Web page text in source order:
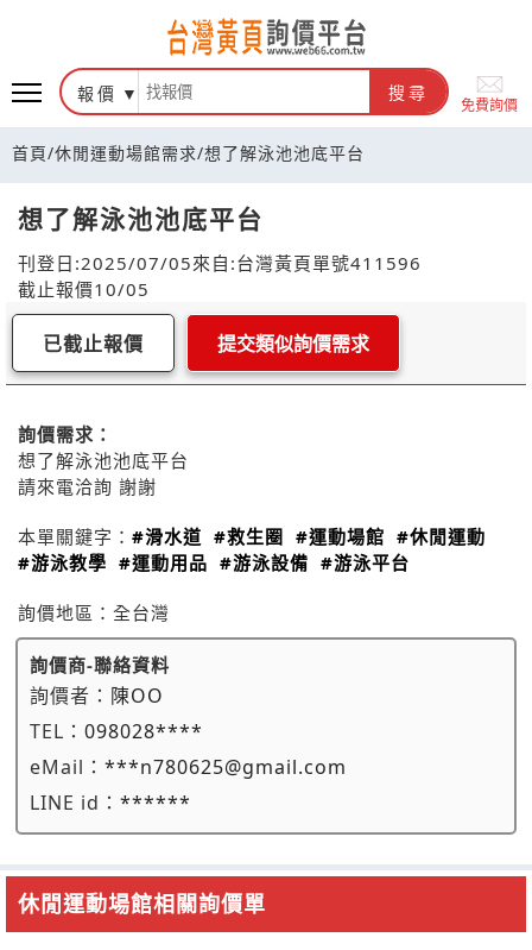
報價 搜尋
免費詢價
首頁/休閒運動場館需求/想了解泳池池底平台
想了解泳池池底平台
刊登日:2025/07/05來自:台灣黃頁單號411596
截止報價10/05
已截止報價 提交類似詢價需求
詢價需求：
想了解泳池池底平台
請來電洽詢 謝謝
本單關鍵字： #滑水道 #救生圈 #運動場館 #休閒運動
#游泳教學 #運動用品 #游泳設備 #游泳平台
詢價地區： 全台灣
詢價商-聯絡資料
詢價者： 陳OO
TEL： 098028****
eMail： ***n780625@gmail.com
LINE id： ******
休閒運動場館相關詢價單